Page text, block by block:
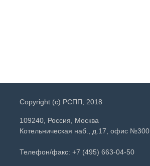
Copyright (c) РСПП, 2018
109240, Россия, Москва
Котельническая наб., д.17, офис №300
Телефон/факс: +7 (495) 663-04-50